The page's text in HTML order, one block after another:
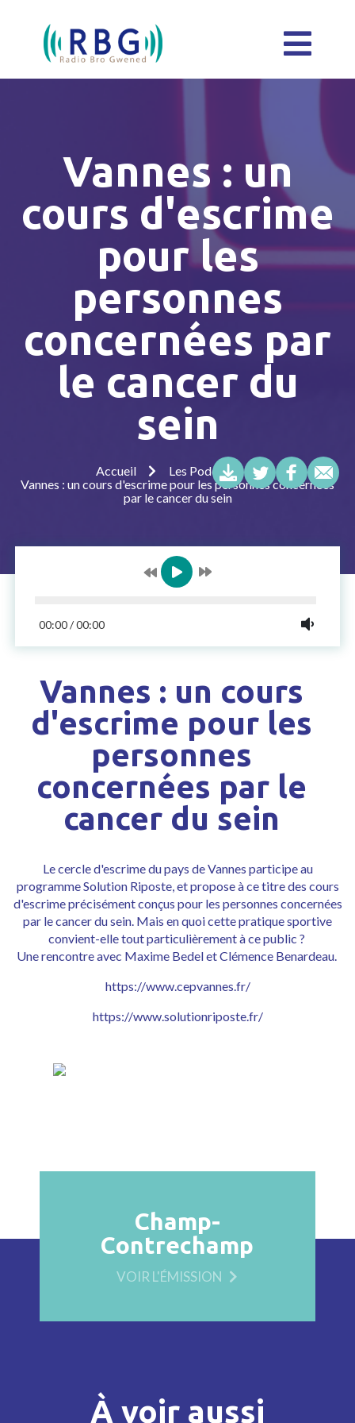
Vannes : un
cours d'escrime
pour les
personnes
concernées par
le cancer du
sein
Accueil
Les Podcasts
Vannes : un cours d'escrime pour les personnes concernées
par le cancer du sein
00:00/00:00
Vannes : un cours
d'escrime pour les
personnes
concernées par le
cancer du sein
Le cercle d'escrime du pays de Vannes participe au
programme Solution Riposte, et propose à ce titre des cours
d'escrime précisément conçus pour les personnes concernées
par le cancer du sein. Mais en quoi cette pratique sportive
convient-elle tout particulièrement à ce public ?
Une rencontre avec Maxime Bedel et Clémence Benardeau.
https://www.cepvannes.fr/
https://www.solutionriposte.fr/
Champ-
Contrechamp
VOIR L'ÉMISSION
À voir aussi